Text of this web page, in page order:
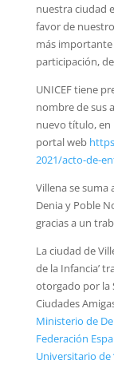
nuestra ciudad
favor de
más importante
participación,
UNICEF tiene
nombre de sus
nuevo título, en
portal web
2021/acto-de-
Villena se suma
Denia y Poble
gracias a un
La ciudad de
de la Infancia’
otorgado por la
Ciudades
Ministerio de
Federación
Universitario de